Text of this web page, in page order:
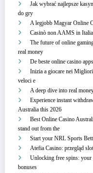
Jak wybrać najlepsze
do gry
A legjobb Magyar Online
Casinò non AAMS in
The future of online
real money
De beste online casino
Inizia a giocare nei
veloci e
A deep dive into real
Experience instant
Australia this 2026
Best Online Casino
stand out from the
Start your NRL Sports
Atefia Casino: przegląd
Unlocking free spins:
bonuses